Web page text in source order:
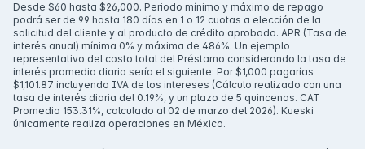
Desde $60 hasta $26,000. Periodo mínimo y máximo de repago
podrá ser de 99 hasta 180 días en 1 o 12 cuotas a elección de la
solicitud del cliente y al producto de crédito aprobado. APR (Tasa de
interés anual) mínima 0% y máxima de 486%. Un ejemplo
representativo del costo total del Préstamo considerando la tasa de
interés promedio diaria sería el siguiente: Por $1,000 pagarías
$1,101.87 incluyendo IVA de los intereses (Cálculo realizado con una
tasa de interés diaria del 0.19%, y un plazo de 5 quincenas. CAT
Promedio 153.31%, calculado al 02 de marzo del 2026). Kueski
únicamente realiza operaciones en México.